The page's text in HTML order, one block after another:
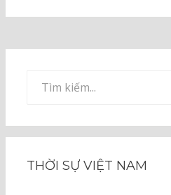
kiếm
THỜI SỰ VIỆT NAM